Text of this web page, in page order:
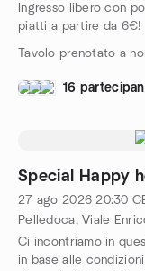
Ingresso libero con
piatti a partire da 6€!
Tavolo prenotato a
16
Special Happy
27 ago 2026 20:30
Pelledoca, Viale
Ci incontriamo in
in base alle